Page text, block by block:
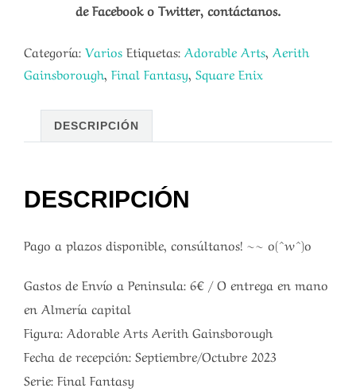
de Facebook o Twitter, contáctanos.
Categoría: Varios Etiquetas: Adorable Arts, Aerith
Gainsborough, Final Fantasy, Square Enix
DESCRIPCIÓN
DESCRIPCIÓN
Pago a plazos disponible, consúltanos! ~~ o(^w^)o
Gastos de Envío a Peninsula: 6€ / O entrega en mano
en Almería capital
Figura: Adorable Arts Aerith Gainsborough
Fecha de recepción: Septiembre/Octubre 2023
Serie: Final Fantasy